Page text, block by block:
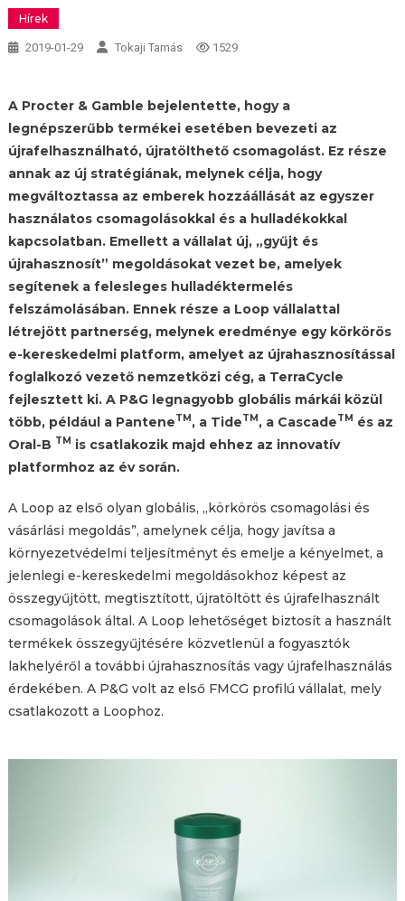
Hírek
2019-01-29 Tokaji Tamás 1529
A Procter & Gamble bejelentette, hogy a
legnépszerűbb termékei esetében bevezeti az
újrafelhasználható, újratölthető csomagolást. Ez része
annak az új stratégiának, melynek célja, hogy
megváltoztassa az emberek hozzáállását az egyszer
használatos csomagolásokkal és a hulladékokkal
kapcsolatban. Emellett a vállalat új, „gyűjt és
újrahasznosít” megoldásokat vezet be, amelyek
segítenek a felesleges hulladéktermelés
felszámolásában. Ennek része a Loop vállalattal
létrejött partnerség, melynek eredménye egy körkörös
e-kereskedelmi platform, amelyet az újrahasznosítással
foglalkozó vezető nemzetközi cég, a TerraCycle
fejlesztett ki. A P&G legnagyobb globális márkái közül
több, például a PanteneTM , a TideTM , a CascadeTM és az
Oral-B TM is csatlakozik majd ehhez az innovatív
platformhoz az év során.
A Loop az első olyan globális, „körkörös csomagolási és
vásárlási megoldás”, amelynek célja, hogy javítsa a
környezetvédelmi teljesítményt és emelje a kényelmet, a
jelenlegi e-kereskedelmi megoldásokhoz képest az
összegyűjtött, megtisztított, újratöltött és újrafelhasznált
csomagolások által. A Loop lehetőséget biztosít a használt
termékek összegyűjtésére közvetlenül a fogyasztók
lakhelyéről a további újrahasznosítás vagy újrafelhasználás
érdekében. A P&G volt az első FMCG profilú vállalat, mely
csatlakozott a Loophoz.